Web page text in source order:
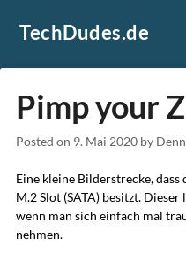
TechDudes.de
Pimp your
Posted on 9. Mai 2020by
Eine kleine Bilderstrecke,
M.2 Slot (SATA) besitzt.
wenn man sich einfach mal
nehmen.